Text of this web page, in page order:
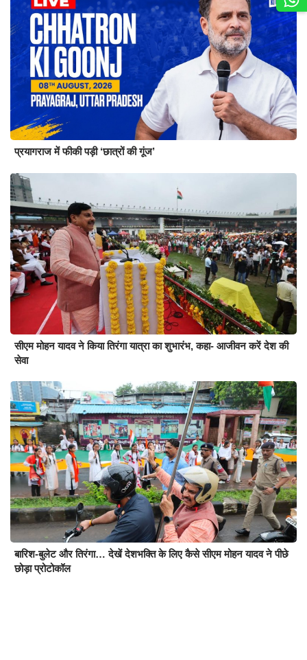
प्रयागराज में फीकी पड़ी ‘छात्रों की गूंज’
सीएम मोहन यादव ने किया तिरंगा यात्रा का शुभारंभ, कहा- आजीवन करें देश की
सेवा
बारिश-बुलेट और तिरंगा… देखें देशभक्ति के लिए कैसे सीएम मोहन यादव ने पीछे
छोड़ा प्रोटोकॉल